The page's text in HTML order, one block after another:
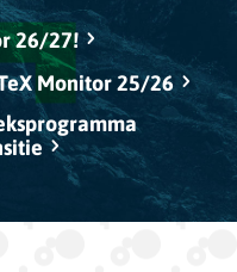
26/27!
Monitor 25/26